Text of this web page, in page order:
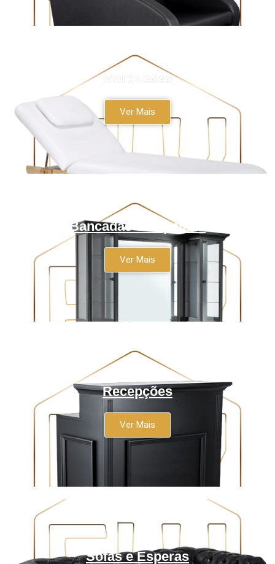
Marquesas
Ver Mais
Bancadas e Espelhos
Ver Mais
Recepções
Ver Mais
Sofás e Esperas